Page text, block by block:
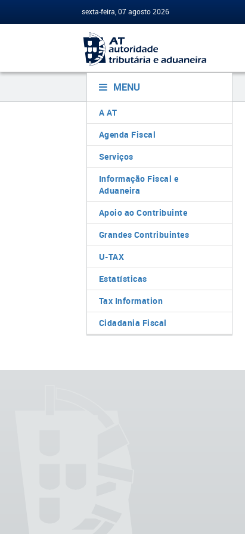
sexta-feira, 07 agosto 2026
MENU
A AT
Agenda Fiscal
Serviços
Informação Fiscal e
Aduaneira
Apoio ao Contribuinte
Grandes Contribuintes
U-TAX
Estatísticas
Tax Information
Cidadania Fiscal